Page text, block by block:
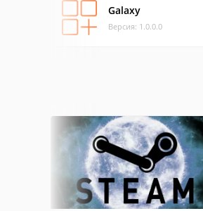
Galaxy
Версия: 1.0.0.0